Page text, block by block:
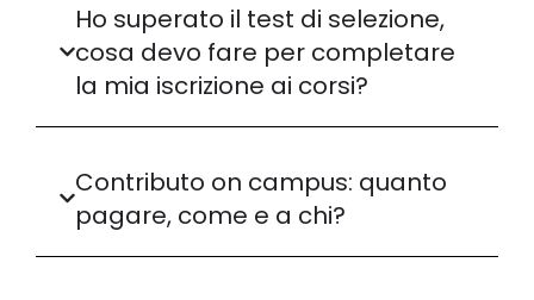
Ho superato il test di selezione,
cosa devo fare per completare
la mia iscrizione ai corsi?
Contributo on campus: quanto
pagare, come e a chi?